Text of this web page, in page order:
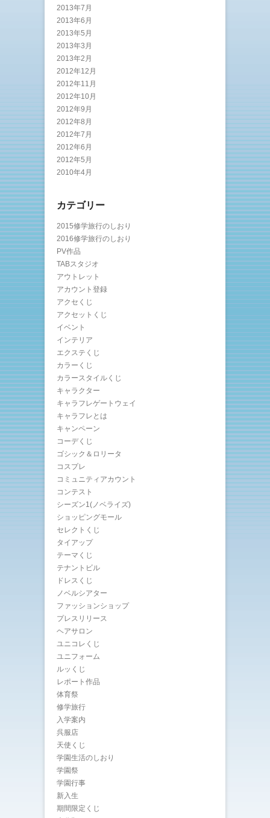
2013年7月
2013年6月
2013年5月
2013年3月
2013年2月
2012年12月
2012年11月
2012年10月
2012年9月
2012年8月
2012年7月
2012年6月
2012年5月
2010年4月
カテゴリー
2015修学旅行のしおり
2016修学旅行のしおり
PV作品
TABスタジオ
アウトレット
アカウント登録
アクセくじ
アクセットくじ
イベント
インテリア
エクステくじ
カラーくじ
カラースタイルくじ
キャラクター
キャラフレゲートウェイ
キャラフレとは
キャンペーン
コーデくじ
ゴシック＆ロリータ
コスプレ
コミュニティアカウント
コンテスト
シーズン1(ノベライズ)
ショッピングモール
セレクトくじ
タイアップ
テーマくじ
テナントビル
ドレスくじ
ノベルシアター
ファッションショップ
プレスリリース
ヘアサロン
ユニコレくじ
ユニフォーム
ルッくじ
レポート作品
体育祭
修学旅行
入学案内
呉服店
天使くじ
学園生活のしおり
学園祭
学園行事
新入生
期間限定くじ